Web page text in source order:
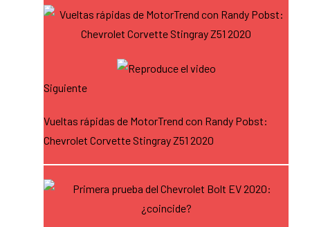
Siguiente
Vueltas rápidas de MotorTrend con Randy Pobst:
Chevrolet Corvette Stingray Z51 2020